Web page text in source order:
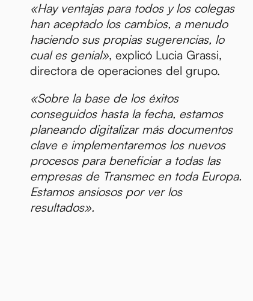
«Hay ventajas para todos y los colegas
han aceptado los cambios, a menudo
haciendo sus propias sugerencias, lo
cual es genial», explicó Lucia Grassi,
directora de operaciones del grupo.
«Sobre la base de los éxitos
conseguidos hasta la fecha, estamos
planeando digitalizar más documentos
clave e implementaremos los nuevos
procesos para beneficiar a todas las
empresas de Transmec en toda Europa.
Estamos ansiosos por ver los
resultados».